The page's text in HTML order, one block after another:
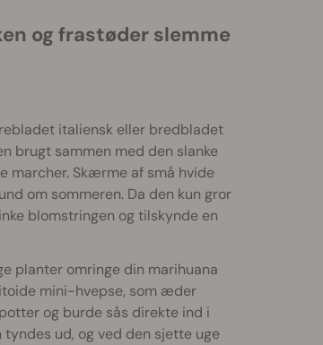
og frastøder slemme
italiensk eller bredbladet
brugt sammen med den slanke
marcher. Skærme af små hvide
om sommeren. Da den kun gror
blomstringen og tilskynde en
planter omringe din marihuana
mini-hvepse, som æder
og burde sås direkte ind i
ud, og ved den sjette uge